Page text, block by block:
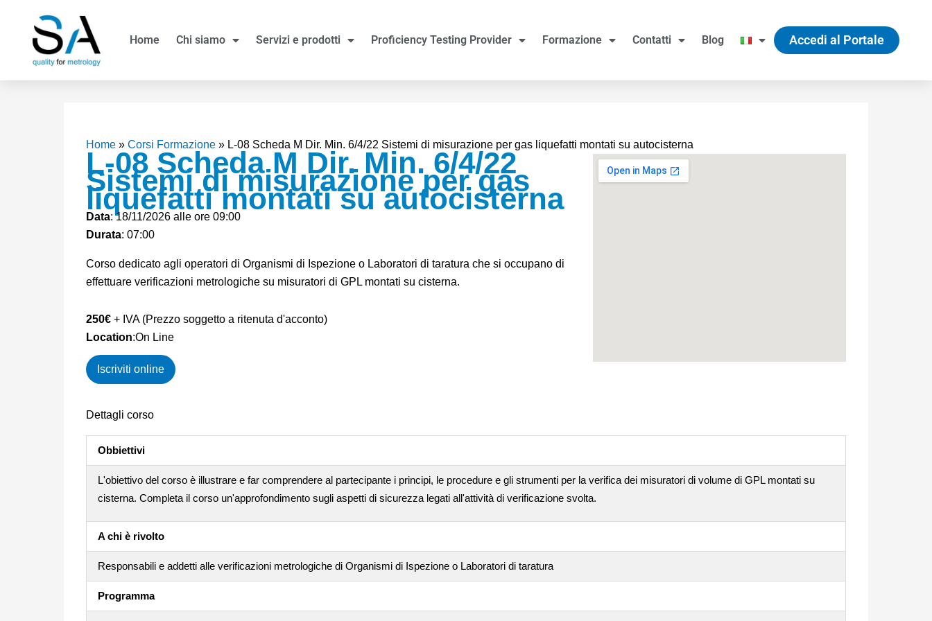
contenuto
Home Chi siamo Servizi e prodotti Proficiency Testing Provider Formazione Contatti Blog Accedi al Portale
Home » Corsi Formazione » L-08 Scheda M Dir. Min. 6/4/22 Sistemi di misurazione per gas liquefatti montati su autocisterna
L-08 Scheda M Dir. Min. 6/4/22
Sistemi di misurazione per gas
liquefatti montati su autocisterna
Data: 18/11/2026 alle ore 09:00
Durata: 07:00
Corso dedicato agli operatori di Organismi di Ispezione o Laboratori di taratura che si occupano di
effettuare verificazioni metrologiche su misuratori di GPL montati su cisterna.
250€ + IVA (Prezzo soggetto a ritenuta d'acconto)
Location:On Line
Iscriviti online
Dettagli corso
Obbiettivi
L'obiettivo del corso è illustrare e far comprendere al partecipante i principi, le procedure e gli strumenti per la verifica dei misuratori di volume di GPL montati su
cisterna. Completa il corso un'approfondimento sugli aspetti di sicurezza legati all'attività di verificazione svolta.
A chi è rivolto
Responsabili e addetti alle verificazioni metrologiche di Organismi di Ispezione o Laboratori di taratura
Programma